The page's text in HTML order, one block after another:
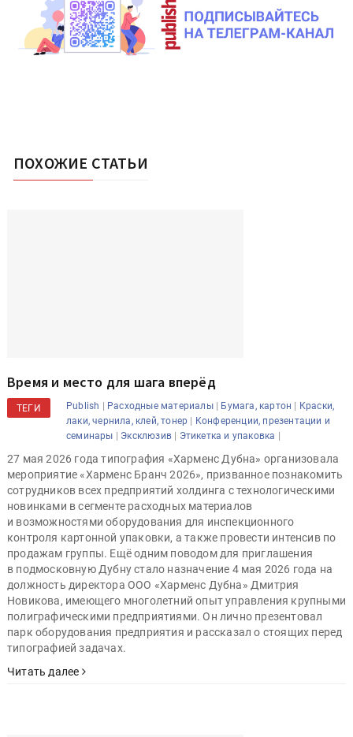
ПОХОЖИЕ СТАТЬИ
Время и место для шага вперёд
ТЕГИ Publish | Расходные материалы| Бумага, картон | Краски,
лаки, чернила, клей, тонер | Конференции, презентации и
семинары | Эксклюзив | Этикетка и упаковка |
27 мая 2026 года типография «Харменс Дубна» организовала
мероприятие «Харменс Бранч 2026», призванное познакомить
сотрудников всех предприятий холдинга с технологическими
новинками в сегменте расходных материалов
и возможностями оборудования для инспекционного
контроля картонной упаковки, а также провести интенсив по
продажам группы. Ещё одним поводом для приглашения
в подмосковную Дубну стало назначение 4 мая 2026 года на
должность директора ООО «Харменс Дубна» Дмитрия
Новикова, имеющего многолетний опыт управления крупными
полиграфическими предприятиями. Он лично презентовал
парк оборудования предприятия и рассказал о стоящих перед
типографией задачах.
Читать далее